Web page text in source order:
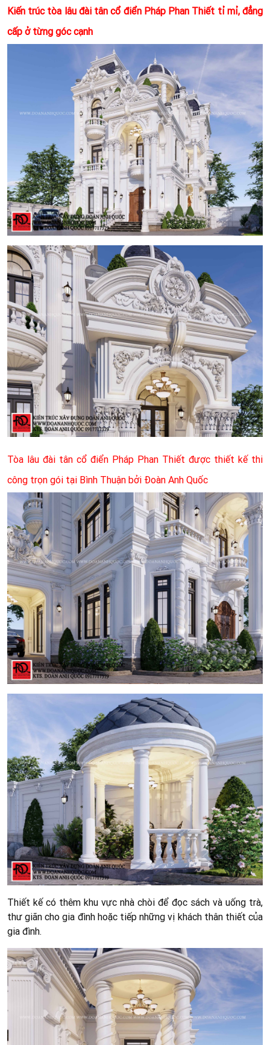
Kiến trúc tòa lâu đài tân cổ điển Pháp Phan Thiết tỉ mỉ, đẳng
cấp ở từng góc cạnh
Tòa lâu đài tân cổ điển Pháp Phan Thiết được thiết kế thi
công trọn gói tại Bình Thuận bởi Đoàn Anh Quốc
Thiết kế có thêm khu vực nhà chòi để đọc sách và uống trà,
thư giãn cho gia đình hoặc tiếp những vị khách thân thiết của
gia đình.